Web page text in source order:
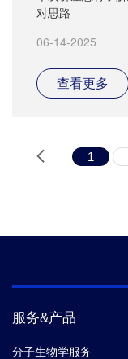
对思路
06-14-2025
查看更多
1
服务&产品
分子生物学服务